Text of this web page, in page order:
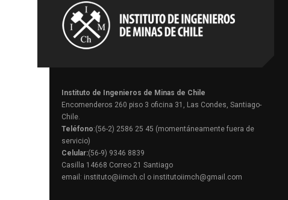
Instituto de Ingenieros de Minas de Chile
Encomenderos 260 piso 3 oficina 31, Las Condes, Santiago-
Chile.
Teléfono:(56-2) 2586 25 45 (momentáneamente fuera de
servicio)
Celular:(56-9) 9346 8839
Casilla 14668 Correo 21 Santiago
email: instituto@iimch.cl o institutoiimch@gmail.com